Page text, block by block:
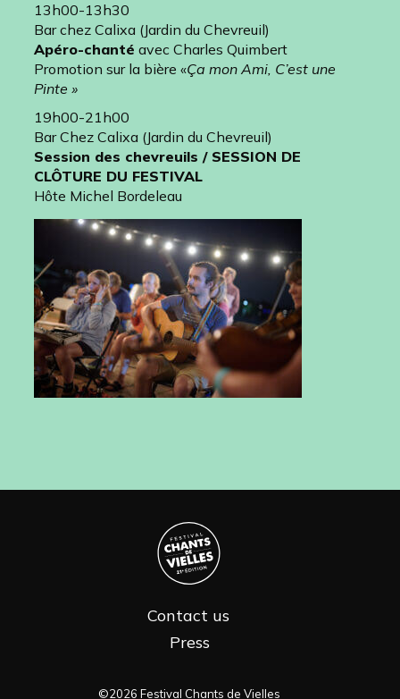
13h00-13h30
Bar chez Calixa (Jardin du Chevreuil)
Apéro-chanté avec Charles Quimbert
Promotion sur la bière «Ça mon Ami, C’est une
Pinte »
19h00-21h00
Bar Chez Calixa (Jardin du Chevreuil)
Session des chevreuils / SESSION DE
CLÔTURE DU FESTIVAL
Hôte Michel Bordeleau
Contact us
Press
©2026 Festival Chants de Vielles